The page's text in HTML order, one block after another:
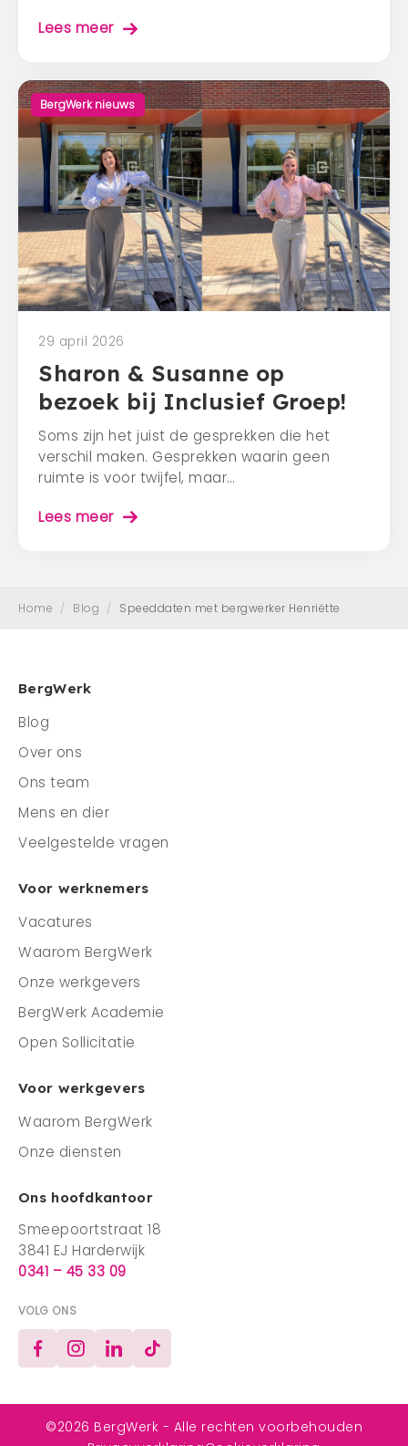
Lees meer
BergWerk nieuws
29 april 2026
Sharon & Susanne op
bezoek bij Inclusief Groep!
Soms zijn het juist de gesprekken die het
verschil maken. Gesprekken waarin geen
ruimte is voor twijfel, maar…
Lees meer
Home / Blog / Speeddaten met bergwerker Henriëtte
BergWerk
Blog
Over ons
Ons team
Mens en dier
Veelgestelde vragen
Voor werknemers
Vacatures
Waarom BergWerk
Onze werkgevers
BergWerk Academie
Open Sollicitatie
Voor werkgevers
Waarom BergWerk
Onze diensten
Ons hoofdkantoor
Smeepoortstraat 18
3841 EJ Harderwijk
0341 – 45 33 09
VOLG ONS
FacebookInstagram
LinkedIn
TikTok
©2026 BergWerk - Alle rechten voorbehouden